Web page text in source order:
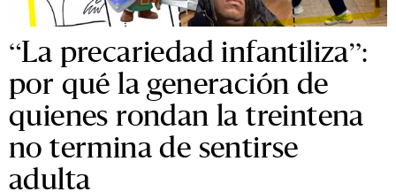
“La precariedad infantiliza”:
por qué la generación de
quienes rondan la treintena
no termina de sentirse
adulta